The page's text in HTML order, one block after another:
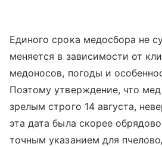
Единого срока медосбора не
меняется в зависимости от
медоносов, погоды и
Поэтому утверждение, что мед
зрелым строго 14 августа,
эта дата была скорее
точным указанием для